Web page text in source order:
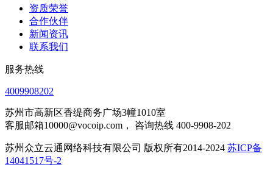
资质荣誉
合作伙伴
新闻资讯
联系我们
服务热线
4009908202
苏州市高新区香缇商务广场3幢1010室
客服邮箱10000@vocoip.com， 咨询热线 400-9908-202
苏州众立云通网络科技有限公司 版权所有2014-2024 苏ICP备
14041517号-2